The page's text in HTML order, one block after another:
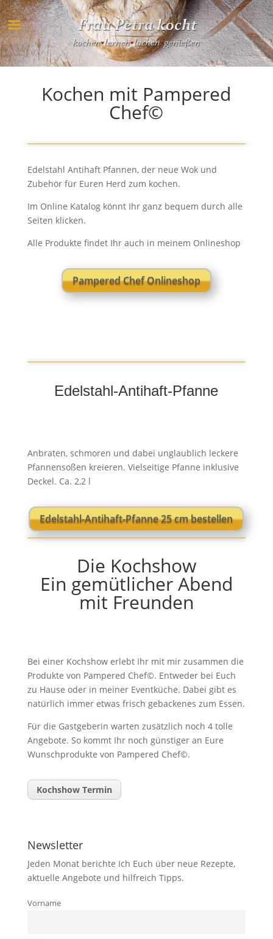
Kochen mit Pampered
Chef©
Edelstahl Antihaft Pfannen, der neue Wok und
Zubehör für Euren Herd zum kochen.
Im Online Katalog könnt Ihr ganz bequem durch alle
Seiten klicken.
Alle Produkte findet Ihr auch in meinem Onlineshop
Pampered Chef Onlineshop
Edelstahl-Antihaft-Pfanne
Anbraten, schmoren und dabei unglaublich leckere
Pfannensoßen kreieren. Vielseitige Pfanne inklusive
Deckel. Ca. 2,2 l
Edelstahl-Antihaft-Pfanne 25 cm bestellen
Die Kochshow
Ein gemütlicher Abend
mit Freunden
Bei einer Kochshow erlebt Ihr mit mir zusammen die
Produkte von Pampered Chef©. Entweder bei Euch
zu Hause oder in meiner Eventküche. Dabei gibt es
natürlich immer etwas frisch gebackenes zum Essen.
Für die Gastgeberin warten zusätzlich noch 4 tolle
Angebote. So kommt Ihr noch günstiger an Eure
Wunschprodukte von Pampered Chef©.
Kochshow Termin
Newsletter
Jeden Monat berichte Ich Euch über neue Rezepte,
aktuelle Angebote und hilfreich Tipps.
Vorname